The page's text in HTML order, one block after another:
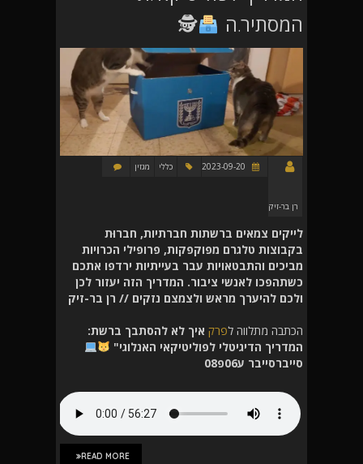
המסתיר.ה
🕵
רן בר-זיק
כללי מגזין
לייקים צמאים ברשתות חברתיות, חברוּת
בקבוצות טלגרם מפוקפקות, פרופילי הכרויות
מביכים והתבטאויות עבר בעייתיות ירדפו אתכם
כשתהפכו לאנשי ציבור. המדריך הזה יעזור לכן
ולכם להיערך מראש ולצמצם נזקים // רן בר-זיק
הכתבה מתלווה לפרק איך לא להסתבך ברשת:
המדריך הדיגיטלי לפוליטיקאי האנלוגי"
סייברסייבר ע06פ08
READ MORE